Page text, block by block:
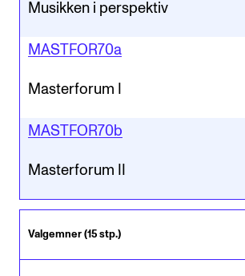
Musikken i perspektiv
MASTFOR70a
Masterforum I
MASTFOR70b
Masterforum II
Valgemner (15 stp.)